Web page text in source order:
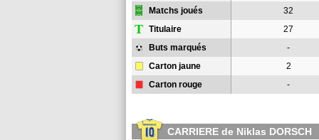
Matchs joués 32
T Titulaire 27
Buts marqués -
Carton jaune 2
Carton rouge -
CARRIERE de Niklas DORSCH